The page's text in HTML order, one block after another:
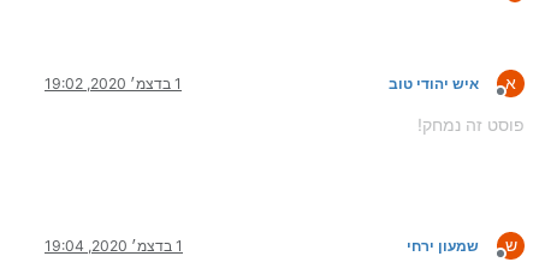
א
מנותק
איש יהודי טוב 1 בדצמ׳ 2020, 19:02
פוסט זה נמחק!
ש
מנותק
שמעון ירחי 1 בדצמ׳ 2020, 19:04